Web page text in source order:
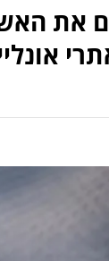
את